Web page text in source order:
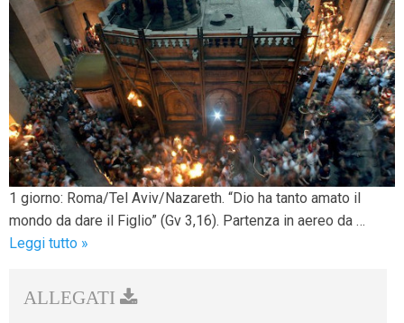
1 giorno: Roma/Tel Aviv/Nazareth. “Dio ha tanto amato il
mondo da dare il Figlio” (Gv 3,16). Partenza in aereo da …
Leggi tutto Pellegrinaggio
Terra
Santa:
»